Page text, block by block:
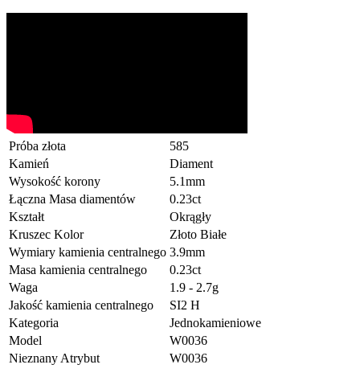
Próba złota
585
Kamień
Diament
Wysokość korony
5.1mm
Łączna Masa diamentów
0.23ct
Kształt
Okrągły
Kruszec Kolor
Złoto Białe
Wymiary kamienia centralnego 3.9mm
Masa kamienia centralnego
0.23ct
Waga
1.9 - 2.7g
Jakość kamienia centralnego
SI2 H
Kategoria
Jednokamieniowe
Model
W0036
Nieznany Atrybut
W0036